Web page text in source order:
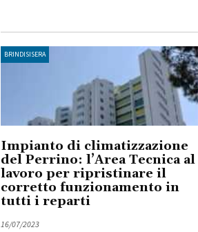
BRINDISISERA
Impianto di climatizzazione
del Perrino: l’Area Tecnica al
lavoro per ripristinare il
corretto funzionamento in
tutti i reparti
16/07/2023